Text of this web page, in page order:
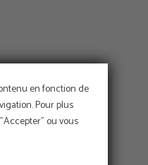
en fonction de
Pour plus
ou vous